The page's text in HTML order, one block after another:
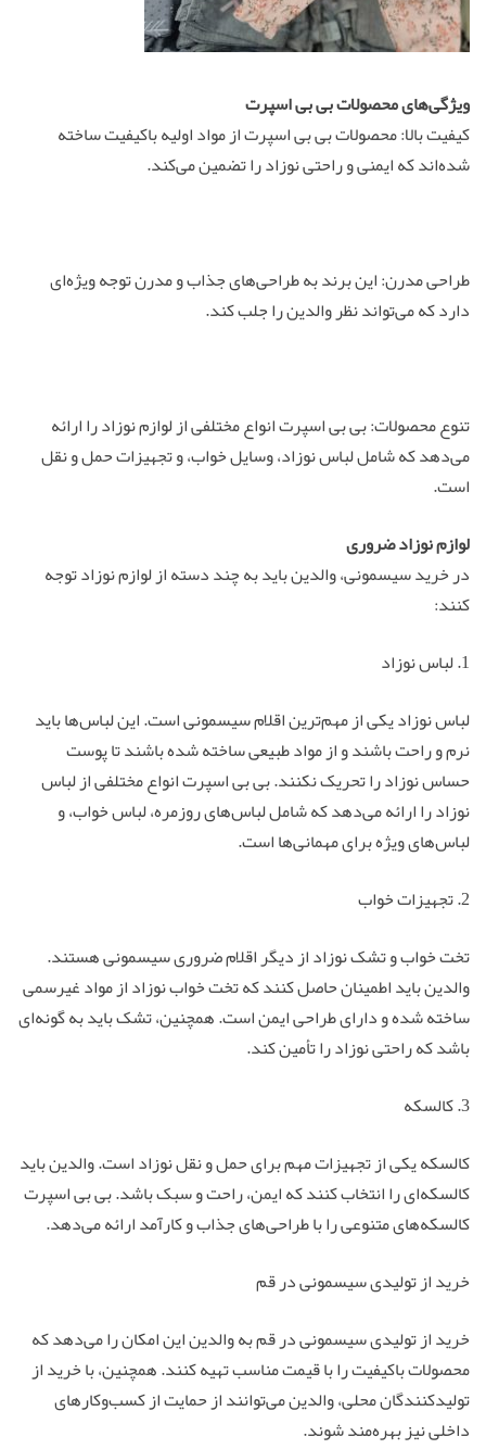
ویژگی‌های محصولات بی بی اسپرت
کیفیت بالا: محصولات بی بی اسپرت از مواد اولیه باکیفیت ساخته
شده‌اند که ایمنی و راحتی نوزاد را تضمین می‌کند.
طراحی مدرن: این برند به طراحی‌های جذاب و مدرن توجه ویژه‌ای
دارد که می‌تواند نظر والدین را جلب کند.
تنوع محصولات: بی بی اسپرت انواع مختلفی از لوازم نوزاد را ارائه
می‌دهد که شامل لباس نوزاد، وسایل خواب، و تجهیزات حمل و نقل
است.
لوازم نوزاد ضروری
در خرید سیسمونی، والدین باید به چند دسته از لوازم نوزاد توجه
کنند:
1. لباس نوزاد
لباس نوزاد یکی از مهم‌ترین اقلام سیسمونی است. این لباس‌ها باید
نرم و راحت باشند و از مواد طبیعی ساخته شده باشند تا پوست
حساس نوزاد را تحریک نکنند. بی بی اسپرت انواع مختلفی از لباس
نوزاد را ارائه می‌دهد که شامل لباس‌های روزمره، لباس خواب، و
لباس‌های ویژه برای مهمانی‌ها است.
2. تجهیزات خواب
تخت خواب و تشک نوزاد از دیگر اقلام ضروری سیسمونی هستند.
والدین باید اطمینان حاصل کنند که تخت خواب نوزاد از مواد غیرسمی
ساخته شده و دارای طراحی ایمن است. همچنین، تشک باید به گونه‌ای
باشد که راحتی نوزاد را تأمین کند.
3. کالسکه
کالسکه یکی از تجهیزات مهم برای حمل و نقل نوزاد است. والدین باید
کالسکه‌ای را انتخاب کنند که ایمن، راحت و سبک باشد. بی بی اسپرت
کالسکه‌های متنوعی را با طراحی‌های جذاب و کارآمد ارائه می‌دهد.
خرید از تولیدی سیسمونی در قم
خرید از تولیدی سیسمونی در قم به والدین این امکان را می‌دهد که
محصولات باکیفیت را با قیمت مناسب تهیه کنند. همچنین، با خرید از
تولیدکنندگان محلی، والدین می‌توانند از حمایت از کسب‌وکارهای
داخلی نیز بهره‌مند شوند.